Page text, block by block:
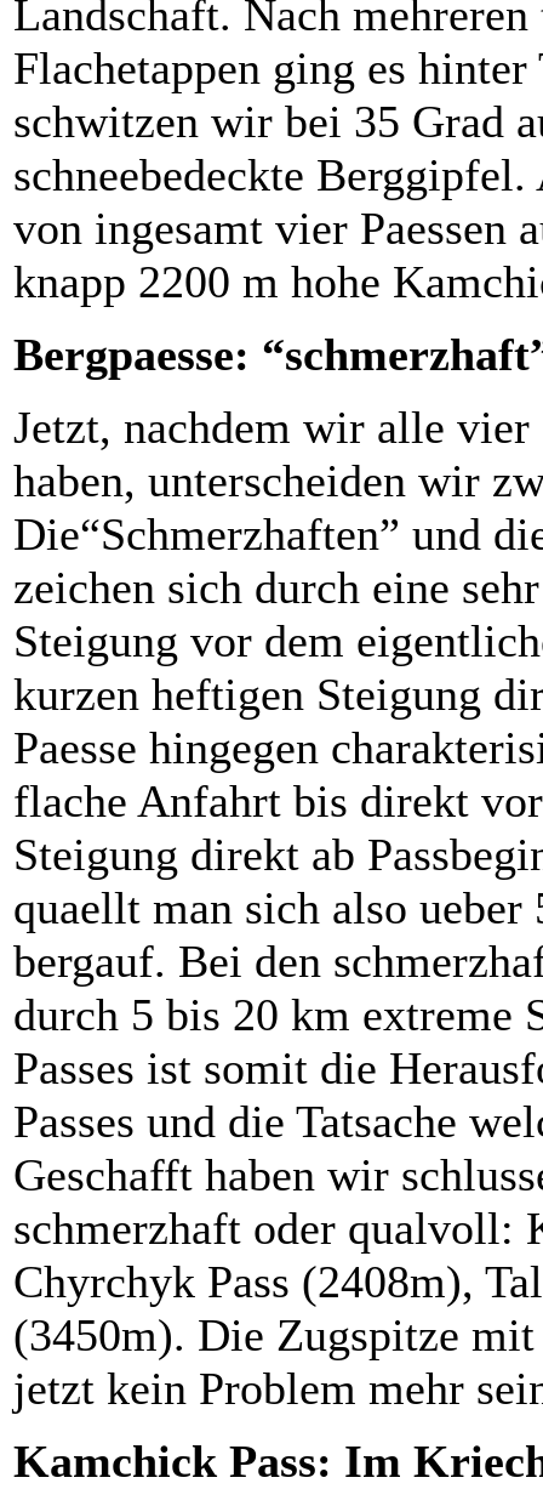
Landschaft. Nach
Flachetappen ging es
schwitzen wir bei 35 Grad
schneebedeckte
von ingesamt vier Paessen
knapp 2200 m hohe
Bergpaesse:
Jetzt, nachdem wir alle vier
haben, unterscheiden wir
Die“Schmerzhaften” und
zeichen sich durch eine
Steigung vor dem
kurzen heftigen Steigung
Paesse hingegen
flache Anfahrt bis direkt
Steigung direkt ab
quaellt man sich also
bergauf. Bei den
durch 5 bis 20 km extreme
Passes ist somit die
Passes und die Tatsache
Geschafft haben wir
schmerzhaft oder qualvoll:
Chyrchyk Pass (2408m),
(3450m). Die Zugspitze
jetzt kein Problem mehr
Kamchick Pass: Im